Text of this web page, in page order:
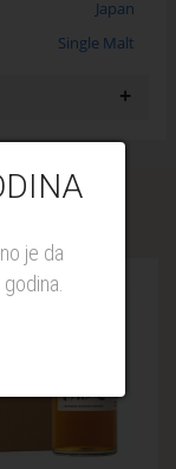
je da
Japan
Single Malt
+